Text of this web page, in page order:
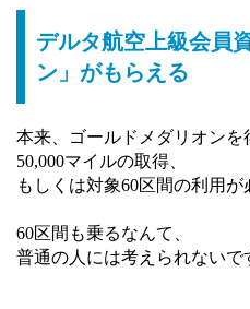
デルタ航空上級会員
ン」がもらえる
本来、ゴールドメダリオンを
50,000マイルの取得、
もしくは対象60区間の利用が
60区間も乗るなんて、
普通の人には考えられないで